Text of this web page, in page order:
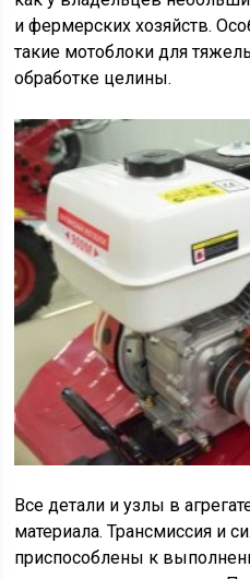
и фермерских хозяйств.
такие мотоблоки для
обработке целины.
Все детали и узлы в
материала. Трансмиссия и
приспособлены к